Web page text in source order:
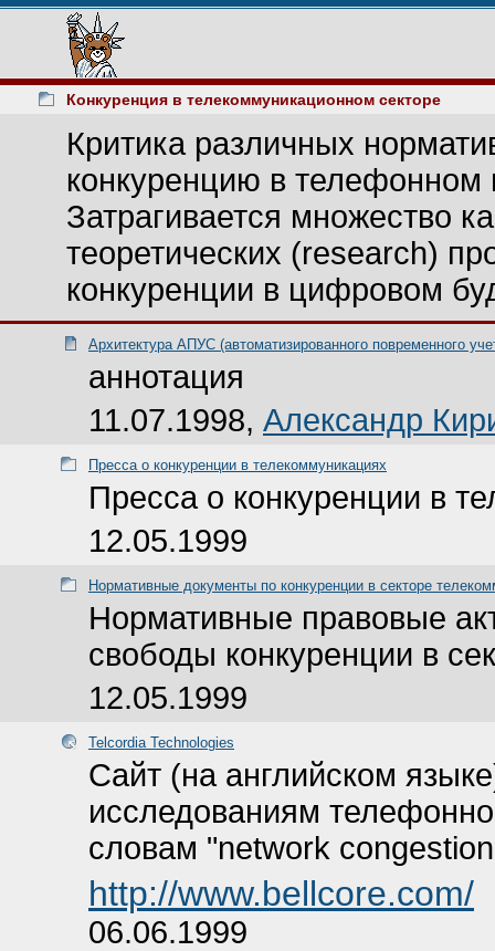
Конкуренция в телекоммуникационном секторе
Критика различных
конкуренцию в телефонном
Затрагивается множество
теоретических (research)
конкуренции в цифровом
Архитектура АПУС (автоматизированного повременного
аннотация
11.07.1998, Александр
Пресса о конкуренции в телекоммуникациях
Пресса о конкуренции в
12.05.1999
Нормативные документы по конкуренции в секторе
Нормативные правовые
свободы конкуренции в
12.05.1999
Telcordia Technologies
Сайт (на английском
исследованиям
словам "network
http://www.bellcore.com/
06.06.1999